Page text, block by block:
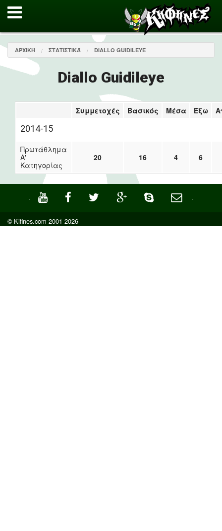
ΑΡΧΙΚΉ ΣΤΑΤΙΣΤΙΚΆ DIALLO GUIDILEYE
Diallo Guidileye
Συμμετοχές Βασικός Μέσα Έξω
2014-15
Πρωτάθλημα
Α'
Κατηγορίας
20 16 4 6
· ·
© Kifines.com 2001-2026